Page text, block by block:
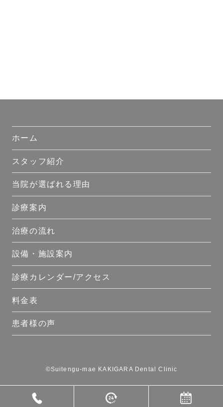
ホーム
スタッフ紹介
当院が選ばれる理由
診療案内
治療の流れ
設備・施設案内
診療カレンダー/アクセス
料金表
患者様の声
©Suitengu-mae KAKIGARA Dental Clinic